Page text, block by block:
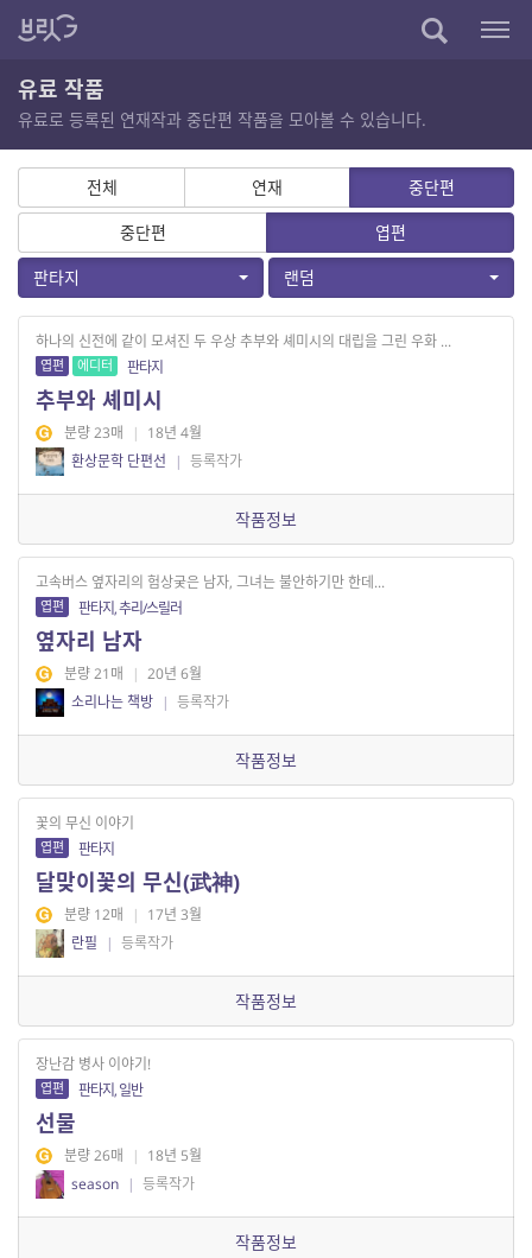
유료 작품
유료로 등록된 연재작과 중단편 작품을 모아볼 수 있습니다.
전체 연재
중단편
중단편
엽편
판타지
랜덤
하나의 신전에 같이 모셔진 두 우상 추부와 셰미시의 대립을 그린 우화 ...
엽편 에디터 판타지
추부와 셰미시
분량 23매 | 18년 4월
환상문학 단편선
| 등록작가
작품정보
고속버스 옆자리의 험상궂은 남자, 그녀는 불안하기만 한데...
엽편 판타지, 추리/스릴러
옆자리 남자
분량 21매 | 20년 6월
소리나는 책방 | 등록작가
작품정보
꽃의 무신 이야기
엽편 판타지
달맞이꽃의 무신(武神)
분량 12매 | 17년 3월
란필
| 등록작가
작품정보
장난감 병사 이야기!
엽편 판타지, 일반
선물
분량 26매 | 18년 5월
season | 등록작가
작품정보